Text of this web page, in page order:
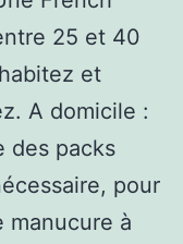
25 et 40
et
A domicile :
des packs
pour
manucure à